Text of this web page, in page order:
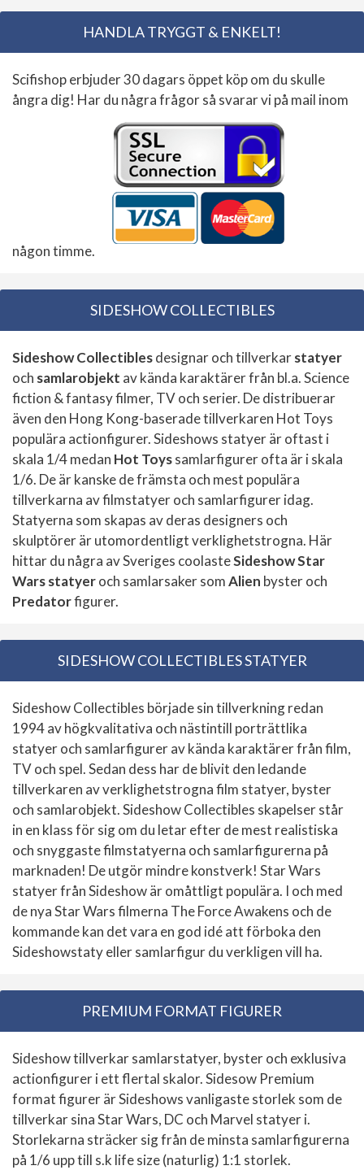
HANDLA TRYGGT & ENKELT!
Scifishop erbjuder 30 dagars öppet köp om du skulle
ångra dig! Har du några frågor så svarar vi på mail inom
någon timme.
SIDESHOW COLLECTIBLES
Sideshow Collectiblesdesignar och tillverkarstatyer
och samlarobjekt av kända karaktärer från bl.a. Science
fiction & fantasy filmer, TV och serier. De distribuerar
även den Hong Kong-baserade tillverkaren Hot Toys
populära actionfigurer. Sideshows statyer är oftast i
skala 1/4 medan Hot Toyssamlarfigurer ofta är i skala
1/6. De är kanske de främsta och mest populära
tillverkarna av filmstatyer och samlarfigurer idag.
Statyerna som skapas av deras designers och
skulptörer är utomordentligt verklighetstrogna. Här
hittar du några av Sveriges coolasteSideshow Star
Wars statyeroch samlarsaker somAlien byster och
Predatorfigurer.
SIDESHOW COLLECTIBLES STATYER
Sideshow Collectibles började sin tillverkning redan
1994 av högkvalitativa och nästintill porträttlika
statyer och samlarfigurer av kända karaktärer från film,
TV och spel. Sedan dess har de blivit den ledande
tillverkaren av verklighetstrogna film statyer, byster
och samlarobjekt. Sideshow Collectibles skapelser står
in en klass för sig om du letar efter de mest realistiska
och snyggaste filmstatyerna och samlarfigurerna på
marknaden! De utgör mindre konstverk! Star Wars
statyer från Sideshow är omåttligt populära. I och med
de nya Star Wars filmerna The Force Awakens och de
kommande kan det vara en god idé att förboka den
Sideshowstaty eller samlarfigur du verkligen vill ha.
PREMIUM FORMAT FIGURER
Sideshow tillverkar samlarstatyer, byster och exklusiva
actionfigurer i ett flertal skalor. Sidesow Premium
format figurer är Sideshows vanligaste storlek som de
tillverkar sina Star Wars, DC och Marvel statyer i.
Storlekarna sträcker sig från de minsta samlarfigurerna
på 1/6 upp till s.k life size (naturlig) 1:1 storlek.